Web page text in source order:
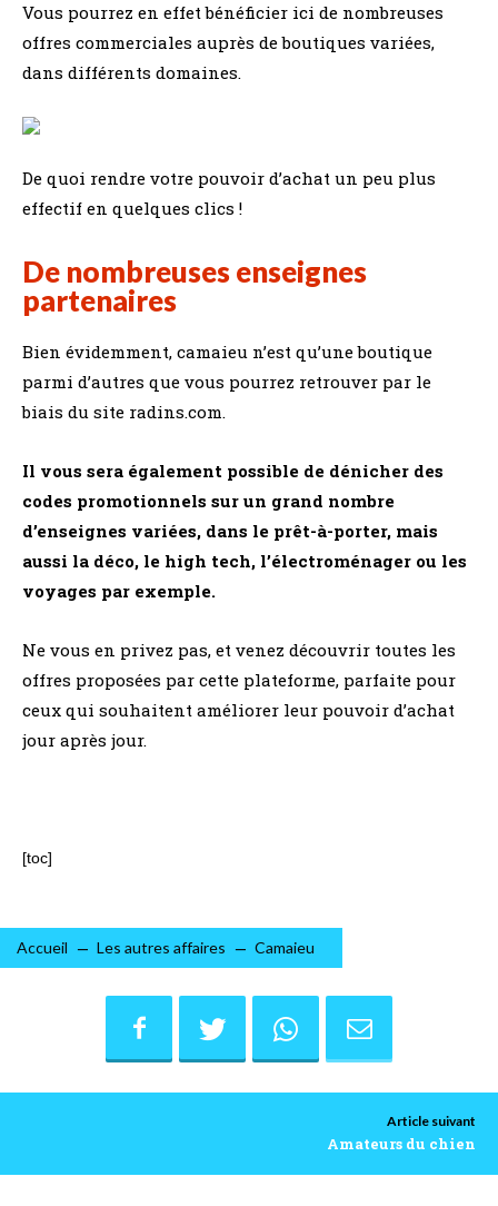
Vous pourrez en effet bénéficier ici de nombreuses
offres commerciales auprès de boutiques variées,
dans différents domaines.
De quoi rendre votre pouvoir d’achat un peu plus
effectif en quelques clics !
De nombreuses enseignes
partenaires
Bien évidemment, camaieu n’est qu’une boutique
parmi d’autres que vous pourrez retrouver par le
biais du site radins.com.
Il vous sera également possible de dénicher des
codes promotionnels sur un grand nombre
d’enseignes variées, dans le prêt-à-porter, mais
aussi la déco, le high tech, l’électroménager ou les
voyages par exemple.
Ne vous en privez pas, et venez découvrir toutes les
offres proposées par cette plateforme, parfaite pour
ceux qui souhaitent améliorer leur pouvoir d’achat
jour après jour.
[toc]
Accueil Les autres affaires Camaieu
Article suivant
Amateurs du chien